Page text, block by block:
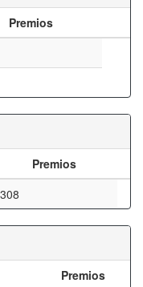
Premios
Premios
Premios